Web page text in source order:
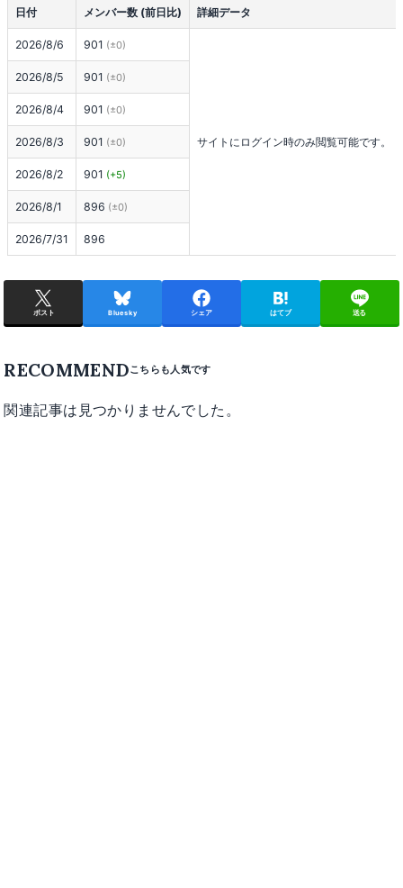
日付 メンバー数 (前日比) 詳細データ
2026/8/6 901 (±0)
サイトにログイン時のみ閲覧可能です。
2026/8/5 901 (±0)
2026/8/4 901 (±0)
2026/8/3 901 (±0)
2026/8/2 901 (+5)
2026/8/1 896 (±0)
2026/7/31 896
ポスト Bluesky シェア はてブ 送る
RECOMMEND
関連記事は見つかりませんでした。